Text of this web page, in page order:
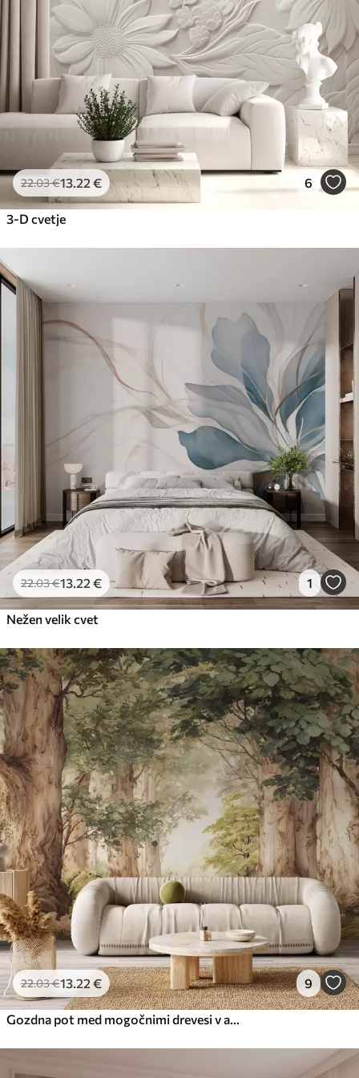
Premium vinil
65 .0039.00€/m²
Peel and Stick
81 .6749.00€/m²
22.03€13 .22 € 6
3-D cvetje
22.03€13 .22 € 1
Nežen velik cvet
22.03€13 .22 € 9